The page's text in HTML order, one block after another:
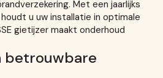
Met een jaarlijks
u uw installatie in optimale
gietijzer maakt onderhoud
betrouwbare